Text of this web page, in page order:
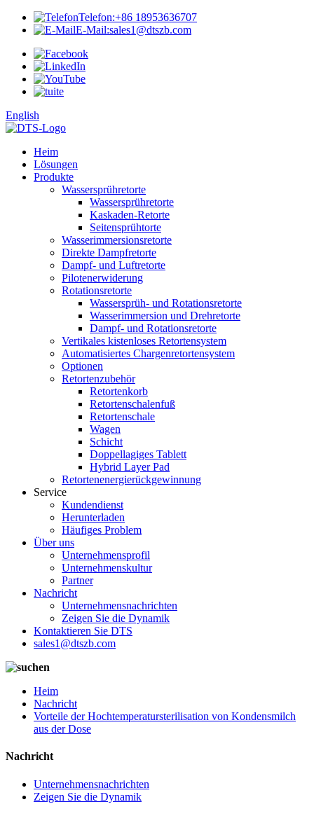
Telefon:+86 18953636707
E-Mail:sales1@dtszb.com
English
Heim
Lösungen
Produkte
Wassersprühretorte
Wassersprühretorte
Kaskaden-Retorte
Seitensprühtorte
Wasserimmersionsretorte
Direkte Dampfretorte
Dampf- und Luftretorte
Pilotenerwiderung
Rotationsretorte
Wassersprüh- und Rotationsretorte
Wasserimmersion und Drehretorte
Dampf- und Rotationsretorte
Vertikales kistenloses Retortensystem
Automatisiertes Chargenretortensystem
Optionen
Retortenzubehör
Retortenkorb
Retortenschalenfuß
Retortenschale
Wagen
Schicht
Doppellagiges Tablett
Hybrid Layer Pad
Retortenenergierückgewinnung
Service
Kundendienst
Herunterladen
Häufiges Problem
Über uns
Unternehmensprofil
Unternehmenskultur
Partner
Nachricht
Unternehmensnachrichten
Zeigen Sie die Dynamik
Kontaktieren Sie DTS
sales1@dtszb.com
Heim
Nachricht
Vorteile der Hochtemperatursterilisation von Kondensmilch
aus der Dose
Nachricht
Unternehmensnachrichten
Zeigen Sie die Dynamik